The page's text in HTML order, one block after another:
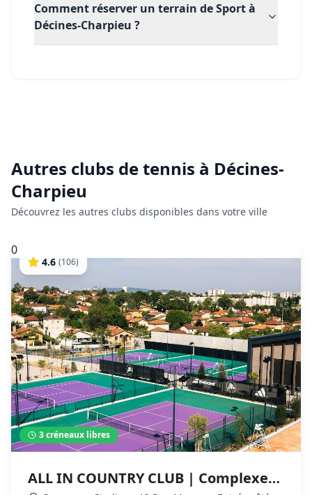
Comment réserver un terrain de Sport à
Décines-Charpieu ?
Autres clubs detennis à Décines-
Charpieu
Découvrez les autres clubs disponibles dans votre ville
0
4.6 (106)
3créneaux libres
ALL IN COUNTRY CLUB | Complexe